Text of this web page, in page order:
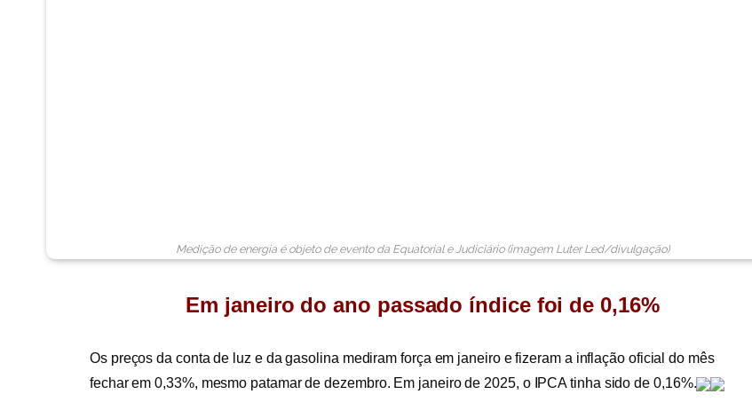
Medição de energia é objeto de evento da Equatorial e Judiciário (imagem Luter Led/divulgação)
Em janeiro do ano passado índice foi de 0,16%
Os preços da conta de luz e da gasolina mediram força em janeiro e fizeram a inflação oficial do mês
fechar em 0,33%, mesmo patamar de dezembro. Em janeiro de 2025, o IPCA tinha sido de 0,16%.